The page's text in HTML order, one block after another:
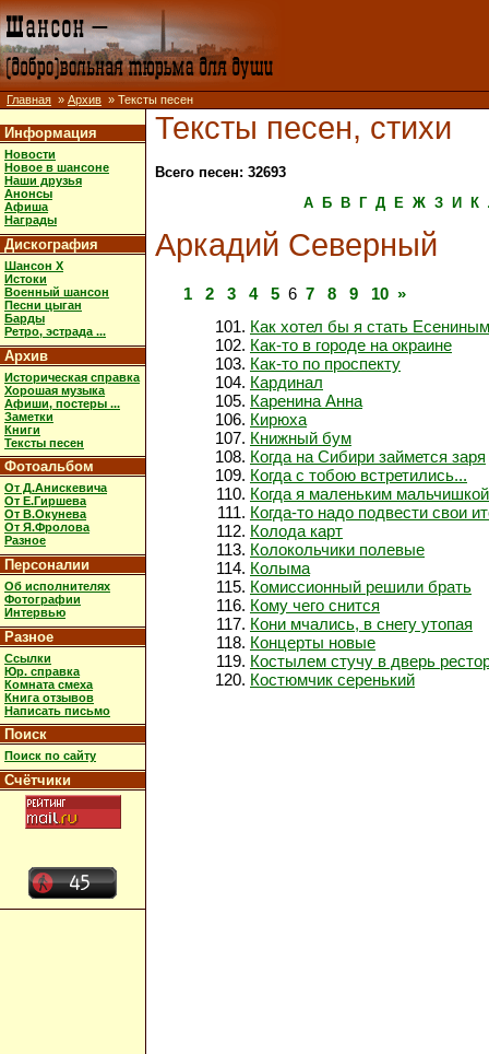
Главная » Архив » Тексты песен
Информация
Новости
Новое в шансоне
Наши друзья
Анонсы
Афиша
Награды
Дискография
Шансон X
Истоки
Военный шансон
Песни цыган
Барды
Ретро, эстрада ...
Архив
Историческая справка
Хорошая музыка
Афиши, постеры ...
Заметки
Книги
Тексты песен
Фотоальбом
От Д.Анискевича
От Е.Гиршева
От В.Окунева
От Я.Фролова
Разное
Персоналии
Об исполнителях
Фотографии
Интервью
Разное
Ссылки
Юр. справка
Комната смеха
Книга отзывов
Написать письмо
Поиск
Поиск по сайту
Счётчики
Тексты песен, стихи
Всего песен: 32693
А
Б В Г Д Е Ж З И К
Аркадий Северный
1 2 3 4 5 6 7 8 9 10 »
Как хотел бы я стать Есениным
Как-то в городе на окраине
Как-то по проспекту
Кардинал
Каренина Анна
Кирюха
Книжный бум
Когда на Сибири займется заря
Когда с тобою встретились...
Когда я маленьким
Когда-то надо подвести свои
Колода карт
Колокольчики полевые
Колыма
Комиссионный решили брать
Кому чего снится
Кони мчались, в снегу утопая
Концерты новые
Костылем стучу в дверь
Костюмчик серенький